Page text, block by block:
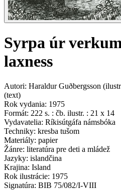
Syrpa úr
laxness
Autori: Haraldur Guðbergsson (
(text)
Rok vydania: 1975
Formát: 222 s. : čb. ilustr. : 21 x 14
Vydavatelia: Ríkisútgáfa námsbóka
Techniky: kresba tušom
Materiály: papier
Žánre: literatúra pre deti a mládež
Jazyky: islandčina
Krajina: Island
Rok ilustrácie: 1975
Signatúra: BIB 75/082/I-VIII